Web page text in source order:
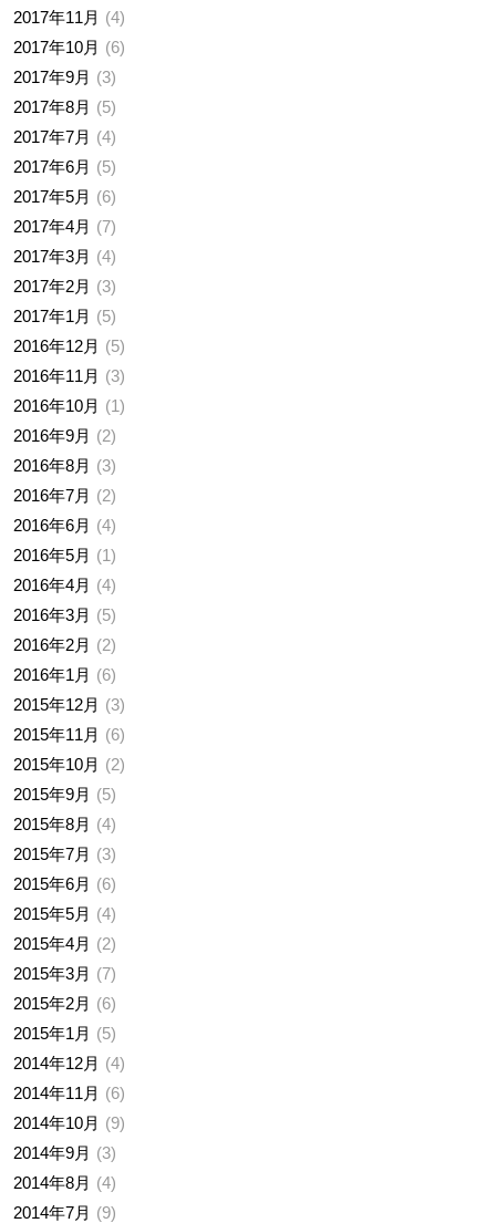
2017年11月
4
2017年10月
6
2017年9月
3
2017年8月
5
2017年7月
4
2017年6月
5
2017年5月
6
2017年4月
7
2017年3月
4
2017年2月
3
2017年1月
5
2016年12月
5
2016年11月
3
2016年10月
1
2016年9月
2
2016年8月
3
2016年7月
2
2016年6月
4
2016年5月
1
2016年4月
4
2016年3月
5
2016年2月
2
2016年1月
6
2015年12月
3
2015年11月
6
2015年10月
2
2015年9月
5
2015年8月
4
2015年7月
3
2015年6月
6
2015年5月
4
2015年4月
2
2015年3月
7
2015年2月
6
2015年1月
5
2014年12月
4
2014年11月
6
2014年10月
9
2014年9月
3
2014年8月
4
2014年7月
9